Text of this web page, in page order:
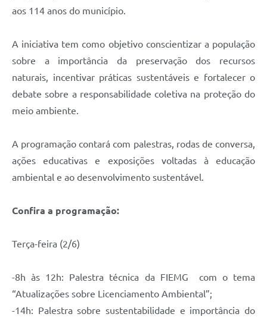
aos 114 anos do município.
A iniciativa tem como objetivo conscientizar a população
sobre a importância da preservação dos recursos
naturais, incentivar práticas sustentáveis e fortalecer o
debate sobre a responsabilidade coletiva na proteção do
meio ambiente.
A programação contará com palestras, rodas de conversa,
ações educativas e exposições voltadas à educação
ambiental e ao desenvolvimento sustentável.
Confira a programação:
Terça-feira (2/6)
-8h às 12h: Palestra técnica da FIEMG com o tema
“Atualizações sobre Licenciamento Ambiental”;
-14h: Palestra sobre sustentabilidade e importância do